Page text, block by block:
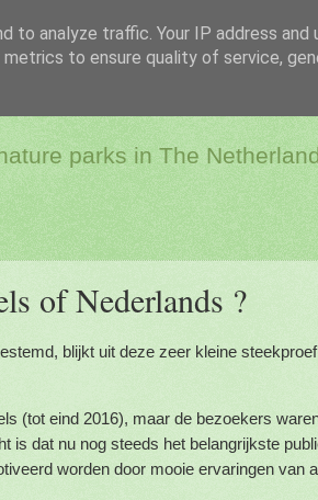
and
parks in The
of Nederlands ?
blijkt uit deze zeer kleine
(tot eind 2016), maar de bezoekers
is dat nu nog steeds het belangrijkste
worden door mooie ervaringen van
to analyze traffic. Your IP address and
to ensure quality of service,